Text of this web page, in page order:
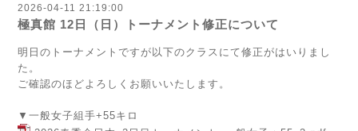
2026-04-11 21:19:00
極真館 12日（日）トーナメント修正について
明日のトーナメントですが以下のクラスにて修正がはいりまし
た。
ご確認のほどよろしくお願いいたします。
▼一般女子組手+55キロ